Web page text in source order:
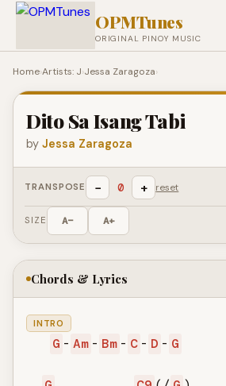
OPMTunes
ORIGINAL PINOY MUSIC
Home›Artists: J›Jessa Zaragoza›
Dito Sa Isang Tabi
by Jessa Zaragoza
TRANSPOSE − 0 + reset
SIZE A− A+
Chords & Lyrics
INTRO
G - Am - Bm - C - D - G